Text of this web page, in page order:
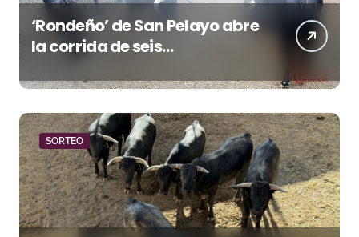
‘Rondeño’ de San Pelayo abre
la corrida de seis
Santa María esta noche
SORTEO